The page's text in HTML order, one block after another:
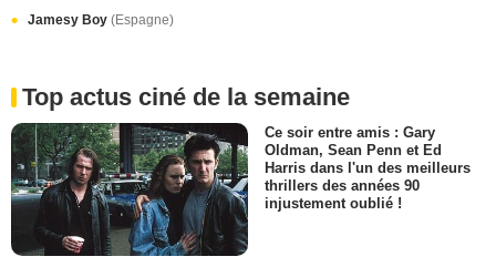
Jamesy Boy (Espagne)
Top actus ciné de la semaine
Ce soir entre amis : Gary
Oldman, Sean Penn et Ed
Harris dans l'un des meilleurs
thrillers des années 90
injustement oublié !